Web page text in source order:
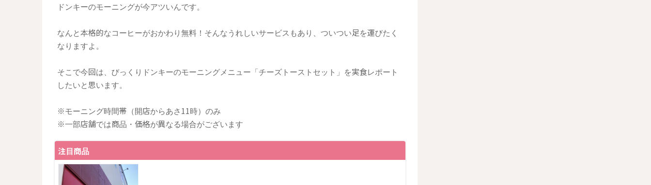
ドンキーのモーニングが今アツいんです。
なんと本格的なコーヒーがおかわり無料！そんなうれしいサービスもあり、ついつい足を運びたく
なりますよ。
そこで今回は、びっくりドンキーのモーニングメニュー「チーズトーストセット」を実食レポート
したいと思います。
※モーニング時間帯（開店からあさ11時）のみ
※一部店舗では商品・価格が異なる場合がございます
注目商品